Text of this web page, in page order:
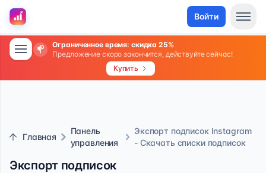
Войти
Ограниченное время: скидка 25%
Предложение скоро закончится, действуйте сейчас!
Купить
Главная
Панель
управления
Экспорт подписок Instagram
- Скачать списки подписок
Экспорт подписок